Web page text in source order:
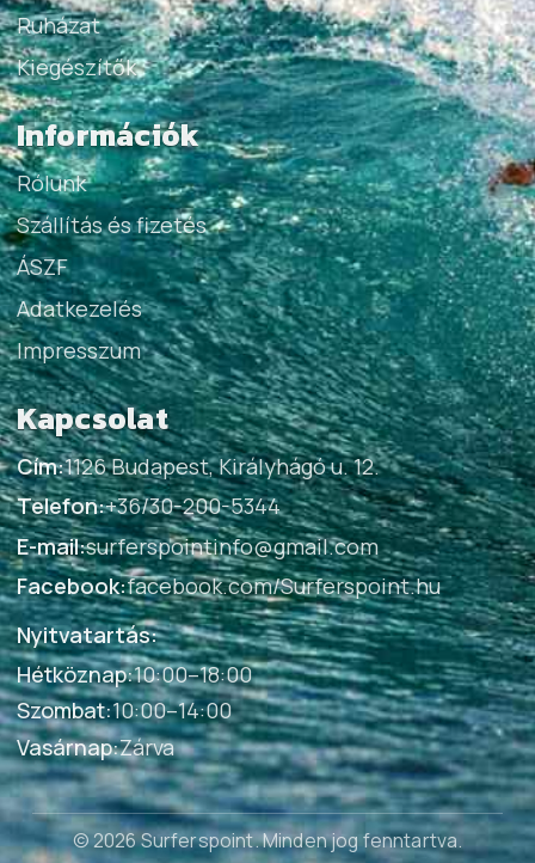
Ruházat
Kiegészítők
Információk
Rólunk
Szállítás és fizetés
ÁSZF
Adatkezelés
Impresszum
Kapcsolat
Cím:1126 Budapest, Királyhágó u. 12.
Telefon:+36/30-200-5344
E-mail:surferspointinfo@gmail.com
Facebook:facebook.com/Surferspoint.hu
Nyitvatartás:
Hétköznap:10:00–18:00
Szombat:10:00–14:00
Vasárnap:Zárva
© 2026 Surferspoint. Minden jog fenntartva.